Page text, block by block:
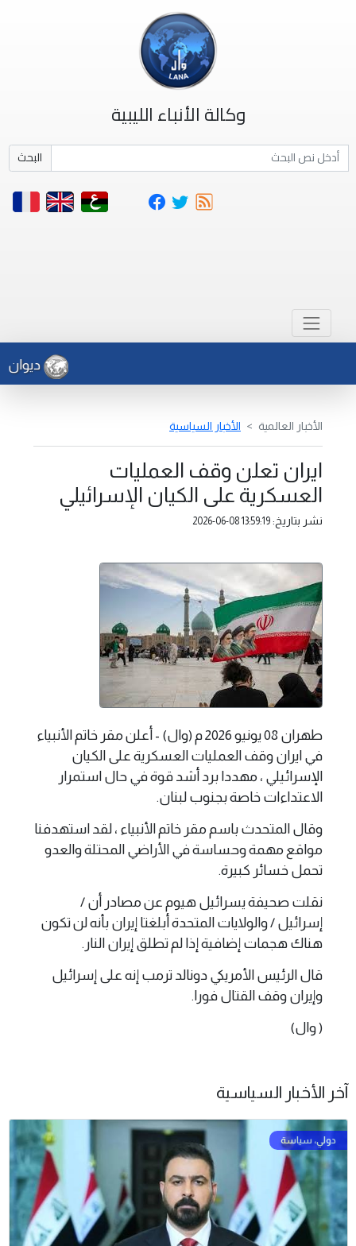
وكالة الأنباء الليبية
البحث
ديوان
الأخبار العالمية الأخبار السياسية
ايران تعلن وقف العمليات
العسكرية على الكيان الإسرائيلي
نشر بتاريخ: 2026-06-08 13:59:19
طهران 08 يونيو 2026 م (وال) - أعلن مقر خاتم الأنبياء
في ايران وقف العمليات العسكرية على الكيان
الإسرائيلي ، مهددا برد أشد قوة في حال استمرار
الاعتداءات خاصة بجنوب لبنان.
وقال المتحدث باسم مقر خاتم الأنبياء ، لقد استهدفنا
مواقع مهمة وحساسة في الأراضي المحتلة والعدو
تحمل خسائر كبيرة.
نقلت صحيفة يسرائيل هيوم عن مصادر أن /
إسرائيل / والولايات المتحدة أبلغتا إيران بأنه لن تكون
هناك هجمات إضافية إذا لم تطلق إيران النار.
قال الرئيس الأمريكي دونالد ترمب إنه على إسرائيل
وإيران وقف القتال فورا.
( وال)
آخر الأخبار السياسية